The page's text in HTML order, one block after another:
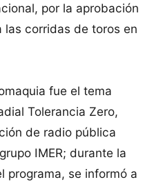
por la aprobación
las corridas de toros en
fue el tema
Tolerancia Zero,
de radio pública
IMER; durante la
programa, se informó a